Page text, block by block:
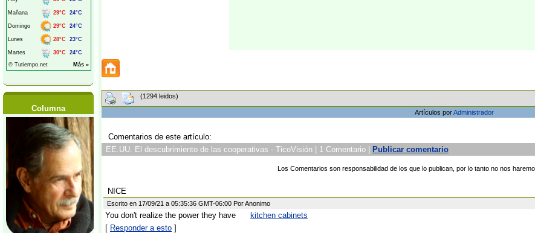
Columna
(1294 leidos)
Artículos porAdministrador
Comentarios de este artículo:
EE.UU. El descubrimiento de las cooperativas - TicoVisión | 1 Comentario |
Publicar comentario
Los Comentarios son responsabilidad de los que lo publican, por lo tanto no nos
NICE
Escrito en 17/09/21 a 05:35:36 GMT-06:00 Por Anonimo
You don't realize the power they have
kitchen cabinets
[ Responder a esto ]